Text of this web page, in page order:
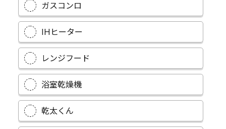
ガスコンロ
IHヒーター
レンジフード
浴室乾燥機
乾太くん